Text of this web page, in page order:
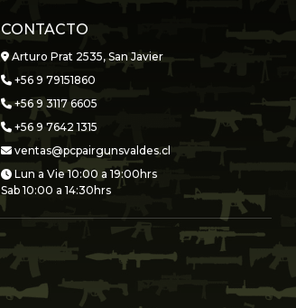
CONTACTO
Arturo Prat 2535, San Javier
+56 9 79151860
+56 9 3117 6605
+56 9 7642 1315
ventas@pcpairgunsvaldes.cl
Lun a Vie 10:00 a 19:00hrs
Sab 10:00 a 14:30hrs